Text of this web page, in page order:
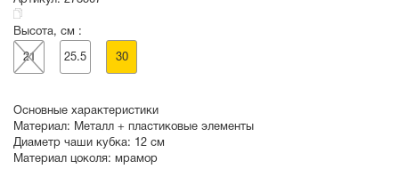
Высота, см :
21 25.5 30
Основные характеристики
Материал: Металл + пластиковые элементы
Диаметр чаши кубка: 12 см
Материал цоколя: мрамор